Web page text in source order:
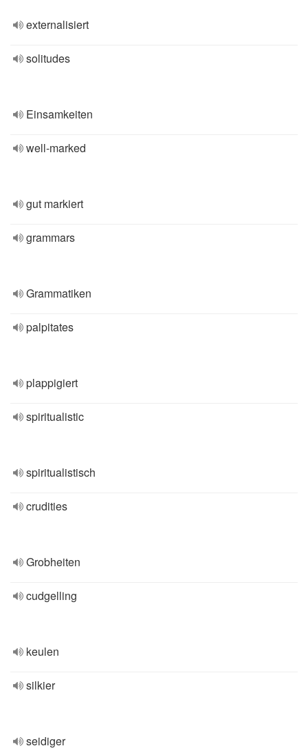
externalisiert
solitudes
Einsamkeiten
well-marked
gut markiert
grammars
Grammatiken
palpitates
plappigiert
spiritualistic
spiritualistisch
crudities
Grobheiten
cudgelling
keulen
silkier
seidiger